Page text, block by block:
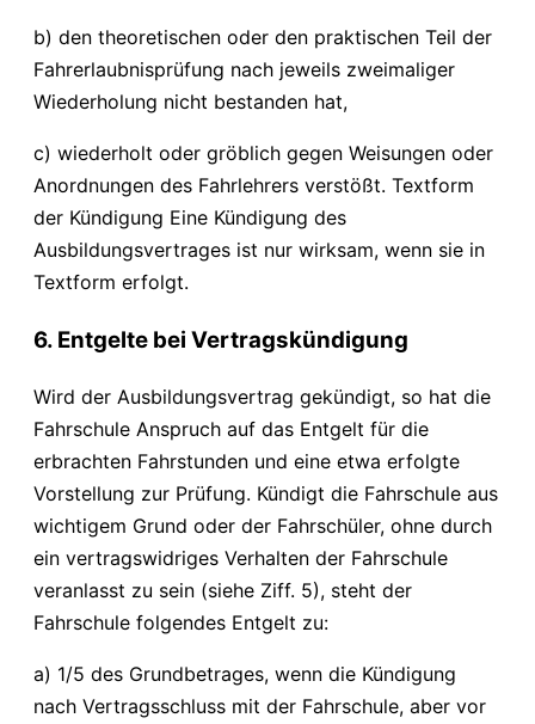
b) den theoretischen oder den praktischen Teil der
Fahrerlaubnisprüfung nach jeweils zweimaliger
Wiederholung nicht bestanden hat,
c) wiederholt oder gröblich gegen Weisungen oder
Anordnungen des Fahrlehrers verstößt. Textform
der Kündigung Eine Kündigung des
Ausbildungsvertrages ist nur wirksam, wenn sie in
Textform erfolgt.
6. Entgelte bei Vertragskündigung
Wird der Ausbildungsvertrag gekündigt, so hat die
Fahrschule Anspruch auf das Entgelt für die
erbrachten Fahrstunden und eine etwa erfolgte
Vorstellung zur Prüfung. Kündigt die Fahrschule aus
wichtigem Grund oder der Fahrschüler, ohne durch
ein vertragswidriges Verhalten der Fahrschule
veranlasst zu sein (siehe Ziff. 5), steht der
Fahrschule folgendes Entgelt zu:
a) 1/5 des Grundbetrages, wenn die Kündigung
nach Vertragsschluss mit der Fahrschule, aber vor